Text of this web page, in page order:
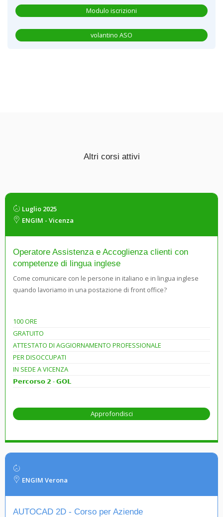
Modulo iscrizioni
volantino ASO
Altri corsi attivi
Luglio 2025
ENGIM - Vicenza
Operatore Assistenza e Accoglienza clienti con
competenze di lingua inglese
Come comunicare con le persone in italiano e in lingua inglese
quando lavoriamo in una postazione di front office?
100 ORE
GRATUITO
ATTESTATO DI AGGIORNAMENTO PROFESSIONALE
PER DISOCCUPATI
IN SEDE A VICENZA
𝗣𝗲𝗿𝗰𝗼𝗿𝘀𝗼 𝟮 - 𝗚𝗢𝗟
Approfondisci
ENGIM Verona
AUTOCAD 2D - Corso per Aziende